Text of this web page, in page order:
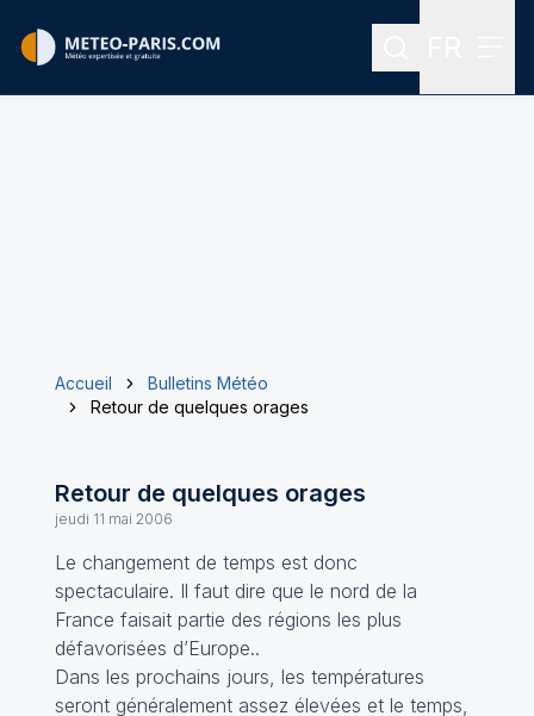
Rechercher
Accueil
Bulletins Météo
Retour de quelques orages
Retour de quelques orages
jeudi 11 mai 2006
Le changement de temps est donc
spectaculaire. Il faut dire que le nord de la
France faisait partie des régions les plus
défavorisées d’Europe..
Dans les prochains jours, les températures
seront généralement assez élevées et le temps,